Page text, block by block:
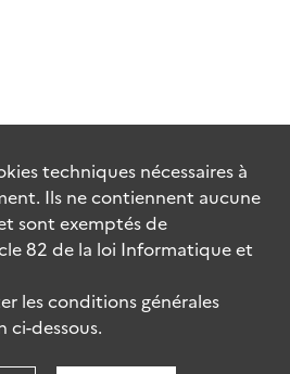
techniques nécessaires à
Ils ne contiennent aucune
sont exemptés de
82 de la loi Informatique et
les conditions générales
ci-dessous.